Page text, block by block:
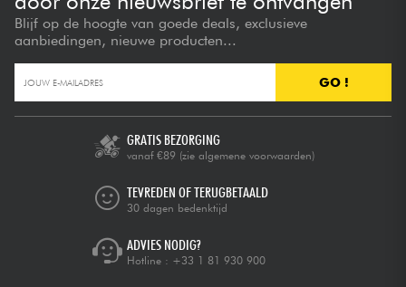
Blijf op de hoogte van goede deals, exclusieve
aanbiedingen, nieuwe producten...
GO !
GRATIS BEZORGING
vanaf €89 (zie algemene voorwaarden)
TEVREDEN OF TERUGBETAALD
30 dagen bedenktijd
ADVIES NODIG?
Hotline : +33 1 81 930 900